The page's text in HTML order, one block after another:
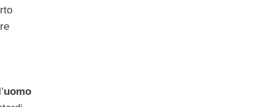
uomo